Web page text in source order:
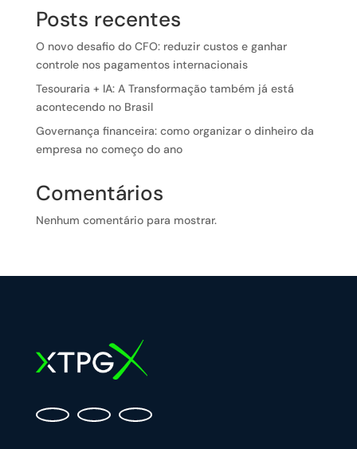
Posts recentes
O novo desafio do CFO: reduzir custos e ganhar
controle nos pagamentos internacionais
Tesouraria + IA: A Transformação também já está
acontecendo no Brasil
Governança financeira: como organizar o dinheiro da
empresa no começo do ano
Comentários
Nenhum comentário para mostrar.